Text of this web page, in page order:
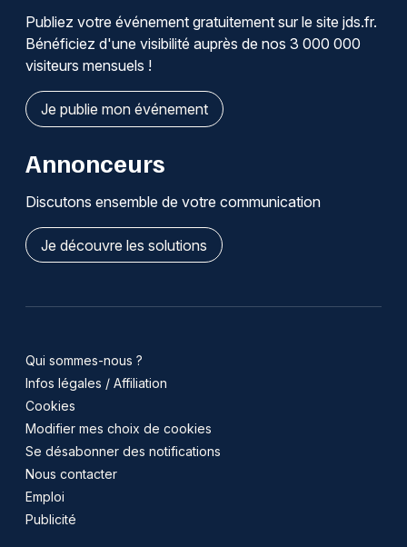
Publiez votre événement gratuitement sur le site jds.fr.
Bénéficiez d'une visibilité auprès de nos 3 000 000
visiteurs mensuels !
Je publie mon événement
Annonceurs
Discutons ensemble de votre communication
Je découvre les solutions
Qui sommes-nous ?
Infos légales / Affiliation
Cookies
Modifier mes choix de cookies
Se désabonner des notifications
Nous contacter
Emploi
Publicité